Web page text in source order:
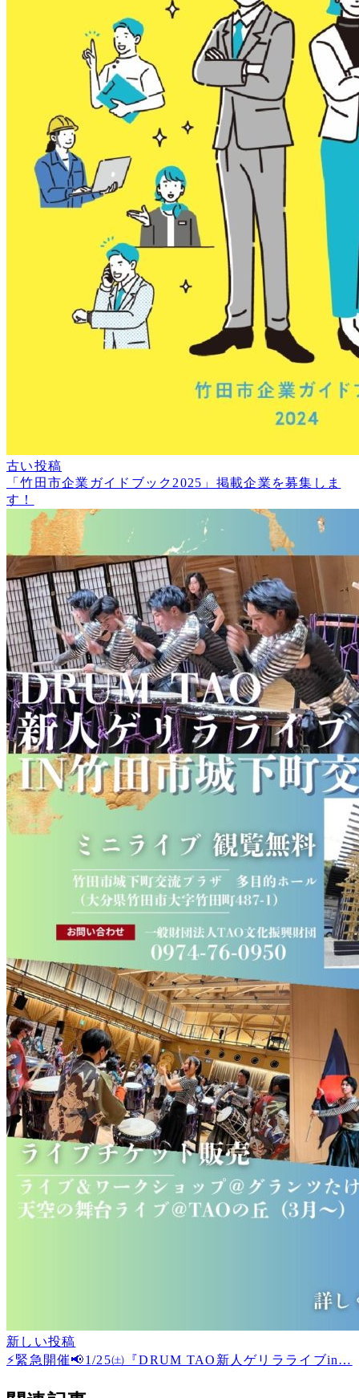
古い投稿
「竹田市企業ガイドブック2025」掲載企業を募集しま
す！
新しい投稿
⚡緊急開催📢1/25㈯『DRUM TAO新人ゲリラライブin…